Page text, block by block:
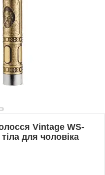
Vintage WS-
для чоловіка